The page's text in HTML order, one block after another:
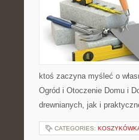
ktoś zaczyna myśleć o
Ogród i Otoczenie Domu i
drewnianych, jak i
CATEGORIES: